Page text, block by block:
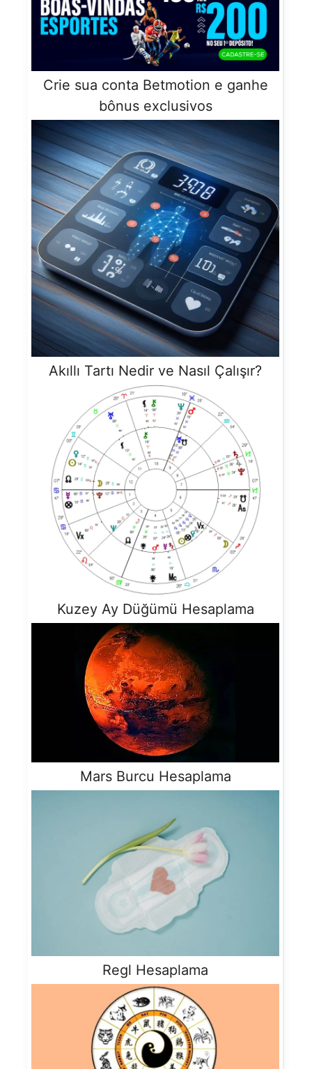
Crie sua conta Betmotion e ganhe
bônus exclusivos
Akıllı Tartı Nedir ve Nasıl Çalışır?
Kuzey Ay Düğümü Hesaplama
Mars Burcu Hesaplama
Regl Hesaplama